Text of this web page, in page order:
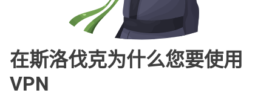
在斯洛伐克为什么您要使用
VPN